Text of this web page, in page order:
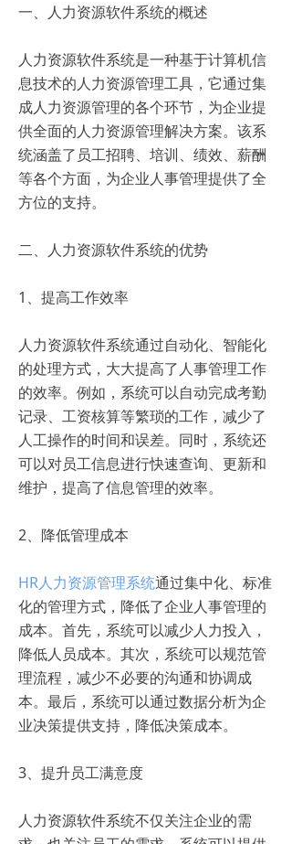
一、人力资源软件系统的概述
人力资源软件系统是一种基于计算机信
息技术的人力资源管理工具，它通过集
成人力资源管理的各个环节，为企业提
供全面的人力资源管理解决方案。该系
统涵盖了员工招聘、培训、绩效、薪酬
等各个方面，为企业人事管理提供了全
方位的支持。
二、人力资源软件系统的优势
1、提高工作效率
人力资源软件系统通过自动化、智能化
的处理方式，大大提高了人事管理工作
的效率。例如，系统可以自动完成考勤
记录、工资核算等繁琐的工作，减少了
人工操作的时间和误差。同时，系统还
可以对员工信息进行快速查询、更新和
维护，提高了信息管理的效率。
2、降低管理成本
HR人力资源管理系统通过集中化、标准
化的管理方式，降低了企业人事管理的
成本。首先，系统可以减少人力投入，
降低人员成本。其次，系统可以规范管
理流程，减少不必要的沟通和协调成
本。最后，系统可以通过数据分析为企
业决策提供支持，降低决策成本。
3、提升员工满意度
人力资源软件系统不仅关注企业的需